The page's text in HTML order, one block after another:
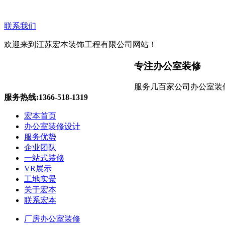
联系我们
欢迎来到江苏宏本装饰工程有限公司网站！
无锡办公室装修
专注办公室装修
服务几百家公司办公室装
服务热线:1366-518-1319
宏本首页
办公室装修设计
服务优势
企业团队
一站式装修
VR展示
工地实景
关于宏本
联系宏本
厂房办公室装修